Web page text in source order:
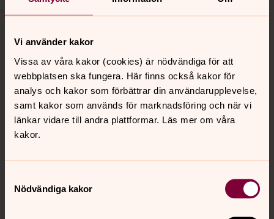
Vi använder kakor
Vissa av våra kakor (cookies) är nödvändiga för att
webbplatsen ska fungera. Här finns också kakor för
analys och kakor som förbättrar din användarupplevelse,
samt kakor som används för marknadsföring och när vi
länkar vidare till andra plattformar. Läs mer om våra
kakor.
Nödvändiga kakor
Kontakt
Kalender
Sociala kanaler